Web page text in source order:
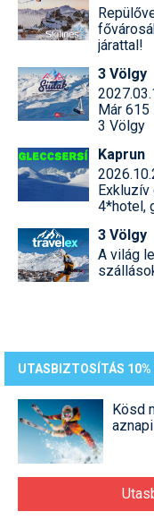
járattal!
3 Völgy
Már
3 Völgy
Kaprun
4*hotel,
3 Völgy
A világ
UTASBIZTOSÍTÁS
Kösd